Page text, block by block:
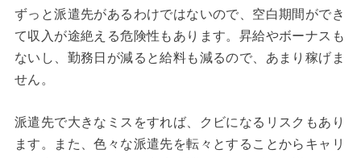
ずっと派遣先があるわけではないので、空白期間ができ
て収入が途絶える危険性もあります。昇給やボーナスも
ないし、勤務日が減ると給料も減るので、あまり稼げま
せん。
派遣先で大きなミスをすれば、クビになるリスクもあり
ます。また、色々な派遣先を転々とすることからキャリ